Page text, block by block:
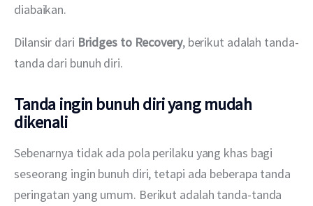
diabaikan.
Dilansir dari Bridges to Recovery, berikut adalah tanda-
tanda dari bunuh diri.
Tanda ingin bunuh diri yang mudah
dikenali
Sebenarnya tidak ada pola perilaku yang khas bagi
seseorang ingin bunuh diri, tetapi ada beberapa tanda
peringatan yang umum. Berikut adalah tanda-tanda